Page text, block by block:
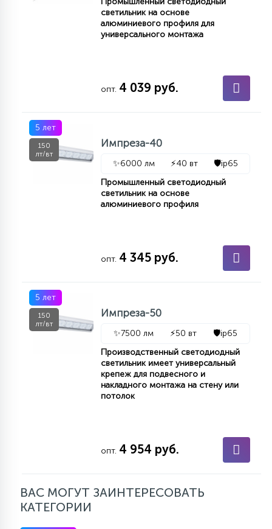
светильник на основе
алюминиевого профиля для
универсального монтажа
опт. 4 039 руб.
5 лет
150
лт/вт
Импреза-40
✨6000 лм ⚡40 вт 🛡️ip65
Промышленный светодиодный
светильник на основе
алюминиевого профиля
опт. 4 345 руб.
5 лет
150
лт/вт
Импреза-50
✨7500 лм ⚡50 вт 🛡️ip65
Производственный светодиодный
светильник имеет универсальный
крепеж для подвесного и
накладного монтажа на стену или
потолок
опт. 4 954 руб.
ВАС МОГУТ ЗАИНТЕРЕСОВАТЬ
КАТЕГОРИИ